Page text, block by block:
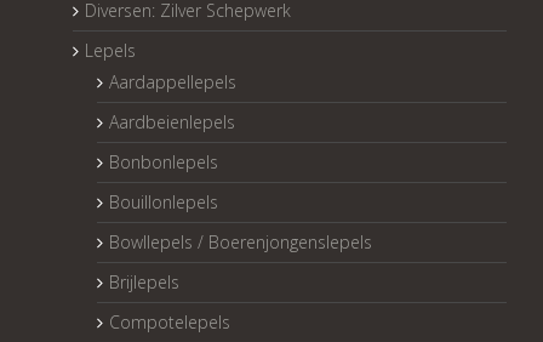
Diversen: Zilver Schepwerk
Lepels
Aardappellepels
Aardbeienlepels
Bonbonlepels
Bouillonlepels
Bowllepels / Boerenjongenslepels
Brijlepels
Compotelepels